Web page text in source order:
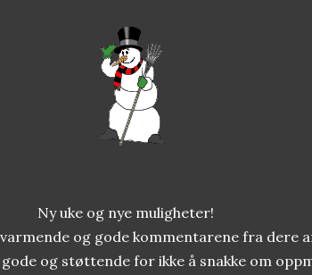
Ny uke og nye muligheter!
og gode kommentarene fra dere
og støttende for ikke å snakke om